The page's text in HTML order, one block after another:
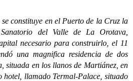
en el Puerto de la Cruz la
del Valle de La Orotava,
necesario para construirlo, el 11
una magnifica residencia de dos
situada en los llanos de Martiánez, en
hotel, llamado Termal-Palace, situado